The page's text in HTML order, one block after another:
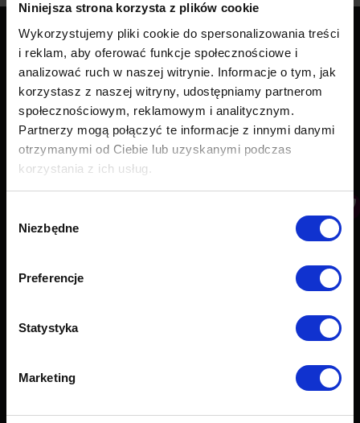
Niniejsza strona korzysta z plików cookie
Wykorzystujemy pliki cookie do spersonalizowania treści
i reklam, aby oferować funkcje społecznościowe i
analizować ruch w naszej witrynie. Informacje o tym, jak
korzystasz z naszej witryny, udostępniamy partnerom
społecznościowym, reklamowym i analitycznym.
Partnerzy mogą połączyć te informacje z innymi danymi
otrzymanymi od Ciebie lub uzyskanymi podczas
korzystania z ich usług.
zgody
Niezbędne
Preferencje
Statystyka
Marketing
Contact
PushAd Software Sp. z o.o.
Al. Jerozolimskie 94, 00-807 Warszawa
KRS: 0000676524
NIP: 5213780119
Regon: 367216448
Working hours:
(monday – friday 9:00 – 17:00)
Find us on:
Facebook
opens
YouTube
opens
new
Linkedin
opens
Functionalities